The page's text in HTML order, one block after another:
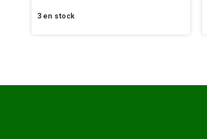
3en stock